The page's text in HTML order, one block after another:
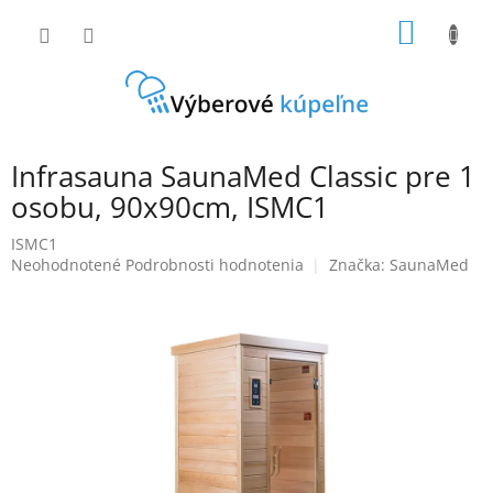
Infrasauna SaunaMed Classic pre 1
osobu, 90x90cm, ISMC1
ISMC1
Priemerné
Neohodnotené Podrobnosti hodnotenia Značka: SaunaMed